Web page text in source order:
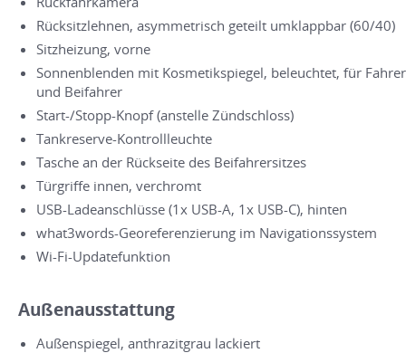
Rücksitzlehnen, asymmetrisch geteilt umklappbar (60/40)
Sitzheizung, vorne
Sonnenblenden mit Kosmetikspiegel, beleuchtet, für Fahrer
und Beifahrer
Start-/Stopp-Knopf (anstelle Zündschloss)
Tankreserve-Kontrollleuchte
Tasche an der Rückseite des Beifahrersitzes
Türgriffe innen, verchromt
USB-Ladeanschlüsse (1x USB-A, 1x USB-C), hinten
what3words-Georeferenzierung im Navigationssystem
Wi-Fi-Updatefunktion
Außenausstattung
Außenspiegel, anthrazitgrau lackiert